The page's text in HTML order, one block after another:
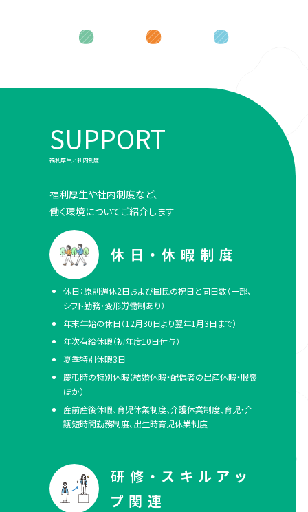
SUPPORT
福利厚生／社内制度
福利厚生や社内制度など、
働く環境についてご紹介します
休日・休暇制度
休日：原則週休2日および国民の祝日と同日数（一部、
シフト勤務・変形労働制あり）
年末年始の休日（12月30日より翌年1月3日まで）
年次有給休暇（初年度10日付与）
夏季特別休暇3日
慶弔時の特別休暇（結婚休暇・配偶者の出産休暇・服喪
ほか）
産前産後休暇、育児休業制度、介護休業制度、育児・介
護短時間勤務制度、出生時育児休業制度
研修・スキルアッ
プ関連